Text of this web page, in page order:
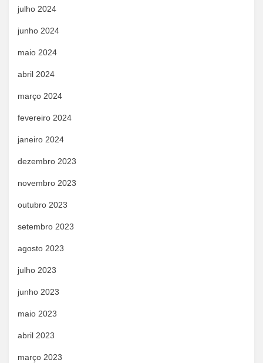
julho 2024
junho 2024
maio 2024
abril 2024
março 2024
fevereiro 2024
janeiro 2024
dezembro 2023
novembro 2023
outubro 2023
setembro 2023
agosto 2023
julho 2023
junho 2023
maio 2023
abril 2023
março 2023